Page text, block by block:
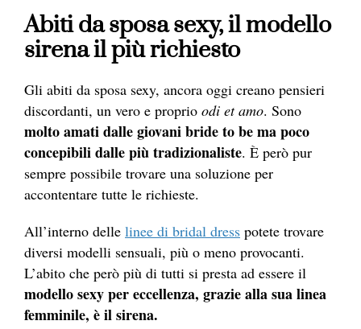
Abiti da sposa sexy, il modello
sirena il più richiesto
Gli abiti da sposa sexy, ancora oggi creano pensieri
discordanti, un vero e proprio odi et amo. Sono
molto amati dalle giovani bride to be ma poco
concepibili dalle più tradizionaliste. È però pur
sempre possibile trovare una soluzione per
accontentare tutte le richieste.
All’interno delle linee di bridal dress potete trovare
diversi modelli sensuali, più o meno provocanti.
L’abito che però più di tutti si presta ad essere il
modello sexy per eccellenza, grazie alla sua linea
femminile, è il sirena.